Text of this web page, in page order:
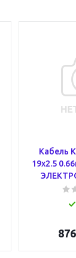
Кабель
19х2.5